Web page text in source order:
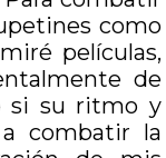
como
películas,
de
si su ritmo y
combatir la